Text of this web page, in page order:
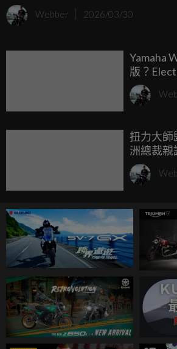
後，外界都在關注他的下一步。隨著旗
299》的主打仿賽車 820RR 的市售版詳
看這台 820RR 到底有哪些好料，市售
Webber 2026/03/30
Yamaha
版？
電能林道
扭力大師
洲總裁親
載